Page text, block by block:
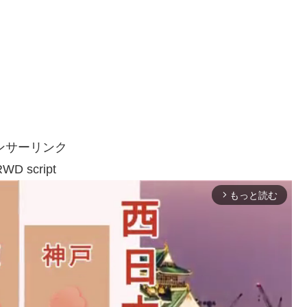
サーリンク
script
arrow_forward_ios もっと読む